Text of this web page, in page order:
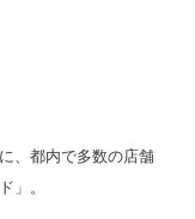
、都内で多数の店舗
」。